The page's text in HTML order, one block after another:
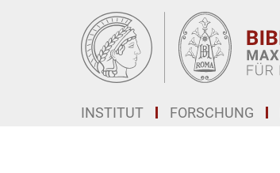
INSTITUT FORSCHUNG